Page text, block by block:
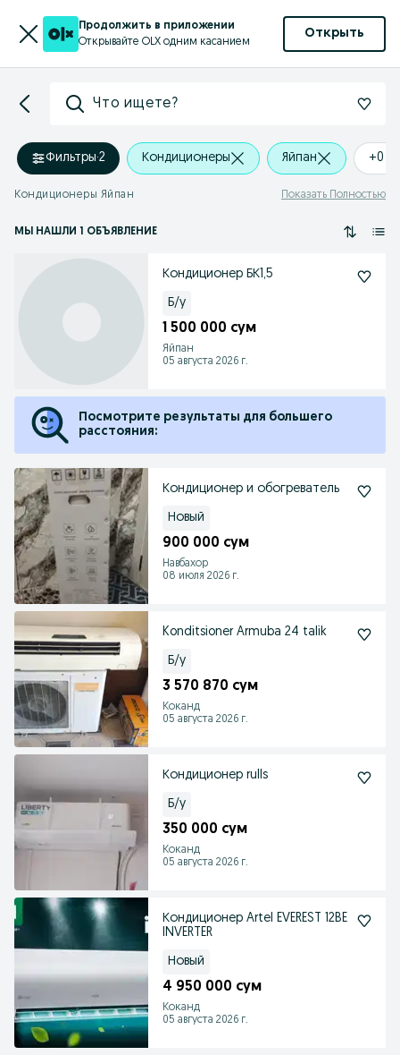
Продолжить в приложении
Открывайте OLX одним касанием
Открыть
Что ищете?
Фильтры·2 Кондиционеры Яйпан +0
Кондиционеры Яйпан Показать Полностью
МЫ НАШЛИ 1 ОБЪЯВЛЕНИЕ
Кондиционер БК1,5
Б/у
1 500 000 сум
Яйпан
05 августа 2026 г.
Посмотрите результаты для большего
расстояния:
Кондиционер и обогреватель
Новый
900 000 сум
Навбахор
08 июля 2026 г.
Konditsioner Armuba 24 talik
Б/у
3 570 870 сум
Коканд
05 августа 2026 г.
Кондиционер rulls
Б/у
350 000 сум
Коканд
05 августа 2026 г.
Кондиционер Artel EVEREST 12BE
INVERTER
Новый
4 950 000 сум
Коканд
05 августа 2026 г.